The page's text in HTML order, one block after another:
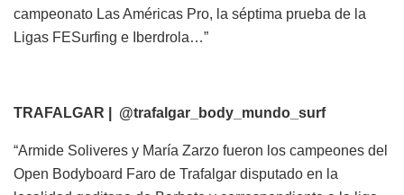
campeonato Las Américas Pro, la séptima prueba de la
Ligas FESurfing e Iberdrola…”
TRAFALGAR | @trafalgar_body_mundo_surf
“Armide Soliveres y María Zarzo fueron los campeones del
Open Bodyboard Faro de Trafalgar disputado en la